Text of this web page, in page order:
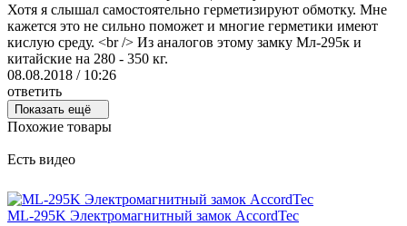
Хотя я слышал самостоятельно герметизируют обмотку. Мне
кажется это не сильно поможет и многие герметики имеют
кислую среду. <br /> Из аналогов этому замку Мл-295к и
китайские на 280 - 350 кг.
08.08.2018 / 10:26
ответить
Показать ещё
Похожие товары
Есть видео
ML-295K Электромагнитный замок AccordTec